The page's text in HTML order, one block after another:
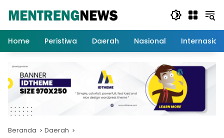
Home
Peristiwa Daerah Nasional
Beranda Daerah